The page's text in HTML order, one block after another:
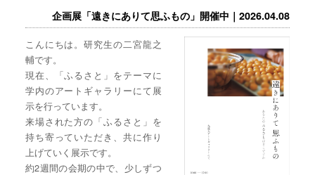
企画展「遠きにありて思ふもの」開催中｜2026.04.08
こんにちは。研究生の二宮龍之
輔です。
現在、「ふるさと」をテーマに
学内のアートギャラリーにて展
示を行っています。
来場された方の「ふるさと」を
持ち寄っていただき、共に作り
上げていく展示です。
約2週間の会期の中で、少しずつ